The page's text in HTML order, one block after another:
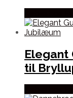
Elegant
til